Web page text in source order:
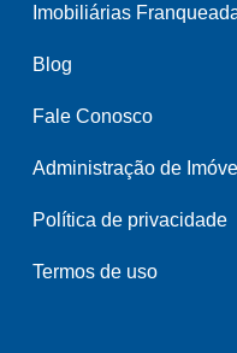
Imobiliárias
Blog
Fale Conosco
Administração de
Política de privacidade
Termos de uso